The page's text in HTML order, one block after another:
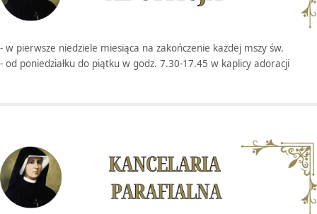
- w pierwsze niedziele miesiąca na zakończenie każdej mszy św.
- od poniedziałku do piątku w godz. 7.30-17.45 w kaplicy adoracji